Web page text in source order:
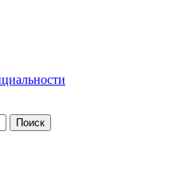
Поиск